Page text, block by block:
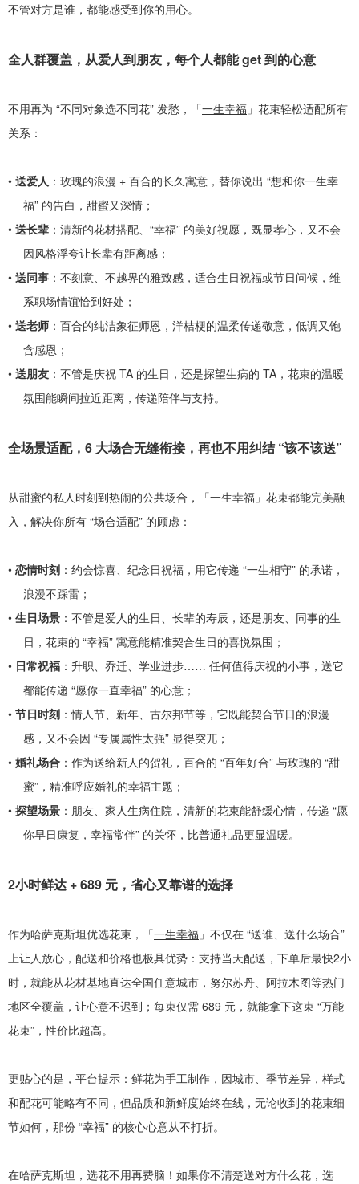
不管对方是谁，都能感受到你的用心。
全人群覆盖，从爱人到朋友，每个人都能get到的心意
不用再为 “不同对象选不同花” 发愁，「一生幸福 」花束轻松适配所有
关系：
• 送爱人 ：玫瑰的浪漫 + 百合的长久寓意，替你说出 “想和你一生幸
福” 的告白，甜蜜又深情；
• 送长辈 ：清新的花材搭配、 “幸福” 的美好祝愿，既显孝心，又不会
因风格浮夸让长辈有距离感；
• 送同事 ：不刻意、不越界的雅致感，适合生日祝福或节日问候，维
系职场情谊恰到好处；
• 送老师 ：百合的纯洁象征师恩，洋桔梗的温柔传递敬意，低调又饱
含感恩；
• 送朋友 ：不管是庆祝 TA 的生日，还是探望生病的 TA ，花束的温暖
氛围能瞬间拉近距离，传递陪伴与支持。
全场景适配， 6 大场合无缝衔接，再也不用纠结“该不该送”
从甜蜜的私人时刻到热闹的公共场合，「一生幸福」花束都能完美融
入，解决你所有 “场合适配” 的顾虑：
• 恋情时刻 ：约会惊喜、纪念日祝福，用它传递 “一生相守” 的承诺，
浪漫不踩雷；
• 生日场景 ：不管是爱人的生日、长辈的寿辰，还是朋友、同事的生
日，花束的 “幸福”寓意能精准契合生日的喜悦氛围；
• 日常祝福 ：升职、乔迁、学业进步…… 任何值得庆祝的小事，送它
都能传递“愿你一直幸福” 的心意；
• 节日时刻 ：情人节、新年、古尔邦节等，它既能契合节日的浪漫
感，又不会因 “专属属性太强” 显得突兀；
• 婚礼场合 ：作为送给新人的贺礼，百合的 “百年好合” 与玫瑰的 “甜
蜜” ，精准呼应婚礼的幸福主题；
• 探望场景 ：朋友、家人生病住院，清新的花束能舒缓心情，传递 “愿
你早日康复，幸福常伴” 的关怀，比普通礼品更显温暖。
2小时鲜达 + 689 元，省心又靠谱的选择
作为哈萨克斯坦优选花束，「一生幸福 」不仅在 “送谁、送什么场合”
上让人放心，配送和价格也极具优势：支持当天配送，下单后最快2小
时，就能从花材基地直达全国任意城市，努尔苏丹、阿拉木图等热门
地区全覆盖，让心意不迟到；每束仅需 689 元，就能拿下这束 “万能
花束” ，性价比超高。
更贴心的是，平台提示：鲜花为手工制作，因城市、季节差异，样式
和配花可能略有不同，但品质和新鲜度始终在线，无论收到的花束细
节如何，那份 “幸福” 的核心心意从不打折。
在哈萨克斯坦，选花不用再费脑！如果你不清楚送对方什么花，选